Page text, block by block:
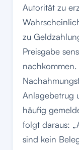
Autorität zu
zu
Preisgabe
Anlagebetrug
häufig
folgt daraus:
sind kein